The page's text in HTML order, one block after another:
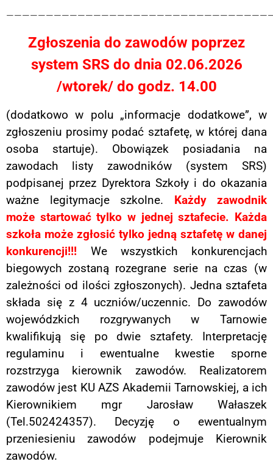
Zgłoszenia do zawodów poprzez
system SRS do dnia 02.06.2026
/wtorek/ do godz. 14.00
(dodatkowo w polu „informacje dodatkowe”, w
zgłoszeniu prosimy podać sztafetę, w której dana
osoba startuje). Obowiązek posiadania na
zawodach listy zawodników (system SRS)
podpisanej przez Dyrektora Szkoły i do okazania
ważne legitymacje szkolne. Każdy zawodnik
może startować tylko w jednej sztafecie. Każda
szkoła może zgłosić tylko jedną sztafetę w danej
konkurencji!!!
We wszystkich konkurencjach
biegowych zostaną rozegrane serie na czas (w
zależności od ilości zgłoszonych). Jedna sztafeta
składa się z 4 uczniów/uczennic. Do zawodów
wojewódzkich rozgrywanych w Tarnowie
kwalifikują się po dwie sztafety. Interpretację
regulaminu i ewentualne kwestie sporne
rozstrzyga kierownik zawodów. Realizatorem
zawodów jest KU AZS Akademii Tarnowskiej, a ich
Kierownikiem mgr Jarosław Wałaszek
(Tel.502424357). Decyzję o ewentualnym
przeniesieniu zawodów podejmuje Kierownik
zawodów.